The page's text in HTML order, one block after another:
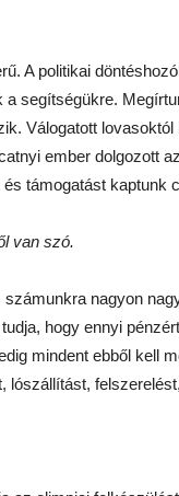
A politikai
segítségükre.
Válogatott
ember dolgozott
támogatást kaptunk
van szó.
nagyon
hogy ennyi
mindent ebből kell
lószállítást,